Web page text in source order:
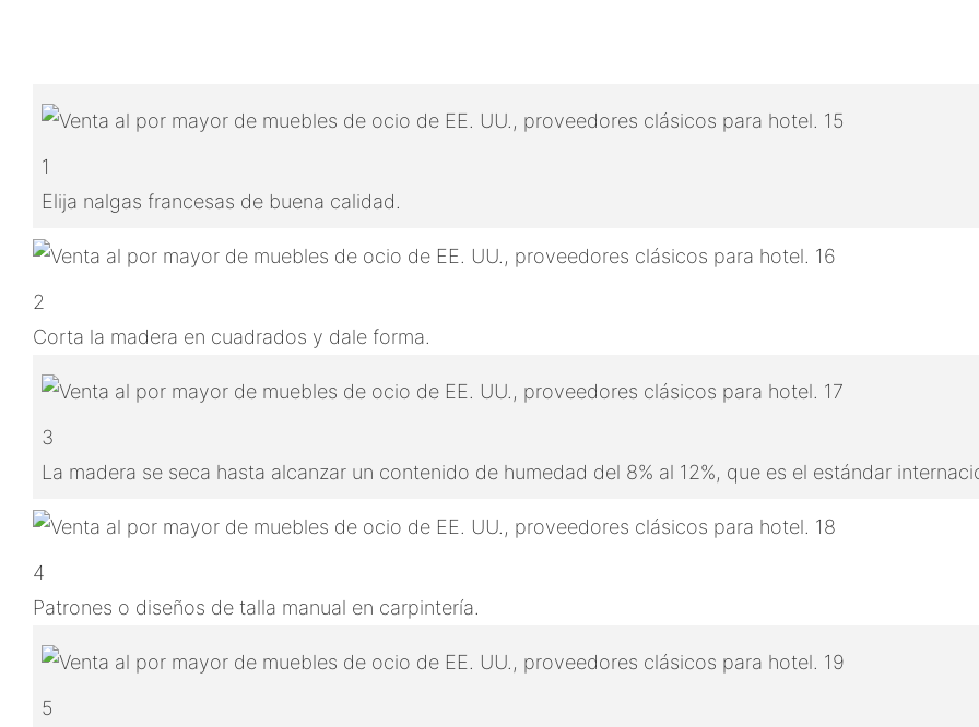
1
Elija nalgas francesas de buena calidad.
2
Corta la madera en cuadrados y dale forma.
3
La madera se seca hasta alcanzar un contenido de humedad del 8% al 12%, que es el estándar
4
Patrones o diseños de talla manual en carpintería.
5